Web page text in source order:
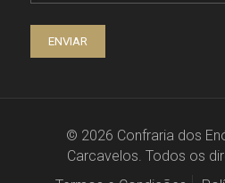
© 2026 Confraria dos
Carcavelos. Todos os